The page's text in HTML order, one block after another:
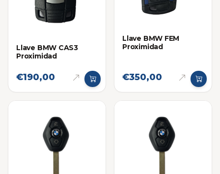
Llave BMW CAS3
Proximidad
€190,00
Llave BMW FEM
Proximidad
€350,00